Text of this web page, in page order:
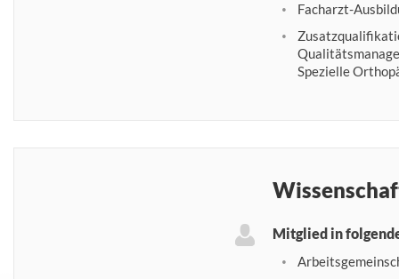
Facharzt-
Spezielle
Mitglied in